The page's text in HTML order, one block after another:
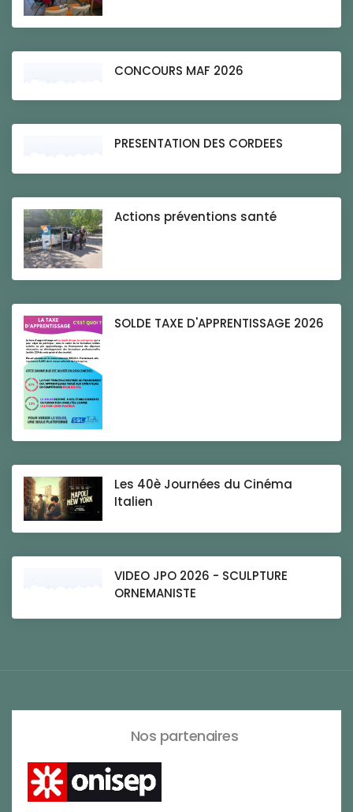
CONCOURS MAF 2026
PRESENTATION DES CORDEES
Actions préventions santé
SOLDE TAXE D'APPRENTISSAGE 2026
Les 40è Journées du Cinéma
Italien
VIDEO JPO 2026 - SCULPTURE
ORNEMANISTE
Nos partenaires